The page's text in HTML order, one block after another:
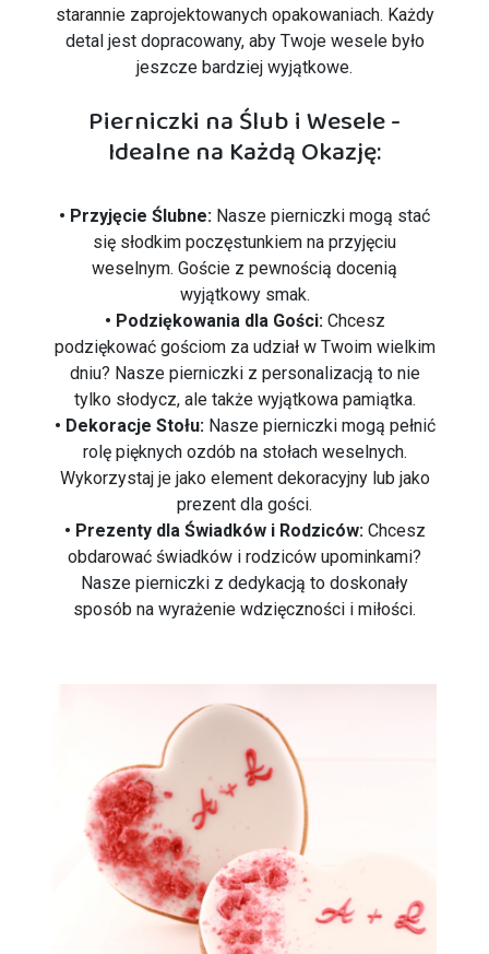
starannie zaprojektowanych opakowaniach. Każdy
detal jest dopracowany, aby Twoje wesele było
jeszcze bardziej wyjątkowe.
Pierniczki na Ślub i Wesele -
Idealne na Każdą Okazję:
• Przyjęcie Ślubne: Nasze pierniczki mogą stać
się słodkim poczęstunkiem na przyjęciu
weselnym. Goście z pewnością docenią
wyjątkowy smak.
• Podziękowania dla Gości:Chcesz
podziękować gościom za udział w Twoim wielkim
dniu? Nasze pierniczki z personalizacją to nie
tylko słodycz, ale także wyjątkowa pamiątka.
• Dekoracje Stołu:Nasze pierniczki mogą pełnić
rolę pięknych ozdób na stołach weselnych.
Wykorzystaj je jako element dekoracyjny lub jako
prezent dla gości.
• Prezenty dla Świadków i Rodziców:Chcesz
obdarować świadków i rodziców upominkami?
Nasze pierniczki z dedykacją to doskonały
sposób na wyrażenie wdzięczności i miłości.